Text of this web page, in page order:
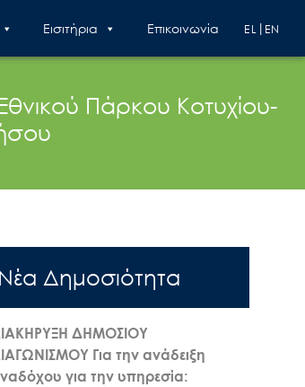
Εισιτήρια Επικοινωνία EN
EL
Πάρκου Κοτυχίου-
Nέα Δημοσιότητα
ΔΗΜΟΣΙΟΥ
Για την ανάδειξη
για την υπηρεσία: